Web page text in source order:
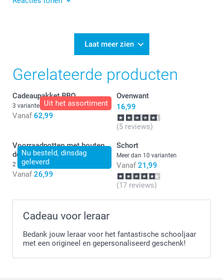
Wat ontzettend fijn dat je blij bent met je nieuwe
Laat meer zien
Gerelateerde producten
Uit het assortiment
Cadeaupakket BBQ
3 varianten
Vanaf 62,99
Ovenwant
16,99
(5 reviews)
Nu besteld, dinsdag
geleverd
Voorraadpotten met houten
deksel - set van 2
2 varianten
Vanaf 26,99
Schort
Meer dan 10 varianten
Vanaf 21,99
(17 reviews)
Cadeau voor leraar
Bedank jouw leraar voor het fantastische schooljaar
met een origineel en gepersonaliseerd geschenk!